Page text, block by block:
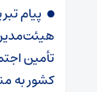
پیام
تأمین
کشور به